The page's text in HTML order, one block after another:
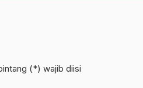
(*) wajib diisi